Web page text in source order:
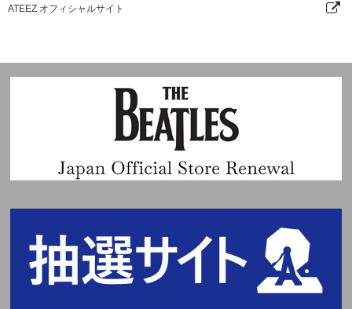
ATEEZ オフィシャルサイト